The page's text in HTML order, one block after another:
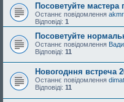
Посоветуйте
Останнє повідомлення
Відповіді: 1
Посоветуйте
Останнє повідомлення
Відповіді: 11
Новогодння встреча
Останнє повідомлення
Відповіді: 11